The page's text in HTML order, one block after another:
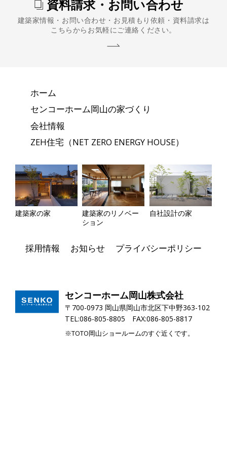
資料請求・お問い合わせ
建築家情報・お問い合わせ・お見積もり依頼・資料請求は
こちらからお気軽にご連絡ください。
ホーム
センコーホーム岡山の家づくり
会社情報
ZEH住宅（NET ZERO ENERGY HOUSE）
建築家の家
建築家のリノベー
ション
自社設計の家
採用情報 お知らせ プライバシーポリシー
センコーホーム岡山株式会社
〒700-0973 岡山県岡山市北区下中野363-102
TEL:086-805-8805 FAX:086-805-8817
※TOTO岡山ショールームのすぐ近くです。